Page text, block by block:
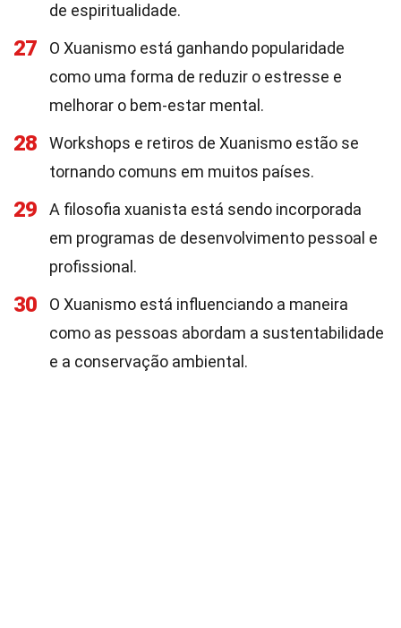
de espiritualidade.
27
O Xuanismo está ganhando popularidade
como uma forma de reduzir o estresse e
melhorar o bem-estar mental.
28
Workshops e retiros de Xuanismo estão se
tornando comuns em muitos países.
29
A filosofia xuanista está sendo incorporada
em programas de desenvolvimento pessoal e
profissional.
30
O Xuanismo está influenciando a maneira
como as pessoas abordam a sustentabilidade
e a conservação ambiental.